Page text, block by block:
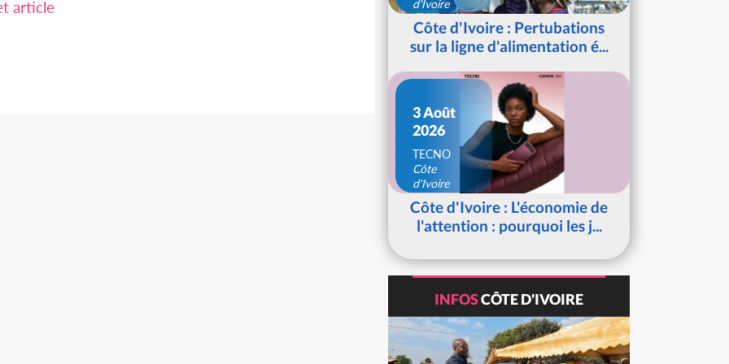
article
d'Ivoire
Côte d'Ivoire : Pertubations
sur la ligne d'alimentation é...
3 Août
2026
TECNO
Côte
d'Ivoire
Côte d'Ivoire : L'économie de
l'attention : pourquoi les j...
INFOSCÔTE D'IVOIRE